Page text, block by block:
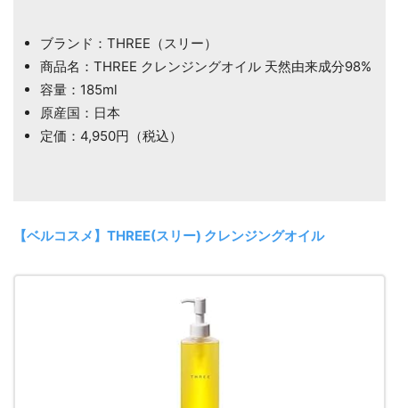
ブランド：THREE（スリー）
商品名：THREE クレンジングオイル 天然由来成分98%
容量：185ml
原産国：日本
定価：4,950円（税込）
【ベルコスメ】THREE(スリー) クレンジングオイル